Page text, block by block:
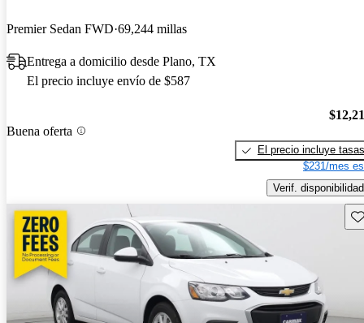
Premier Sedan FWD 69,244 millas
Entrega a domicilio desde Plano, TX
El precio incluye envío de $587
Buena oferta
El precio incluye tasas
$231/mes
Verif. disponibilidad